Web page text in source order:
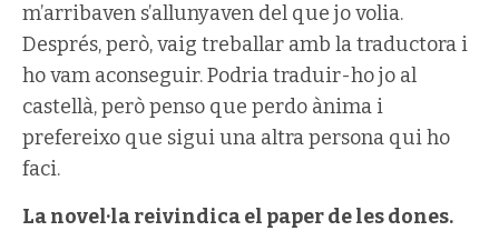
m’arribaven s’allunyaven del que jo volia.
Després, però, vaig treballar amb la traductora i
ho vam aconseguir. Podria traduir-ho jo al
castellà, però penso que perdo ànima i
prefereixo que sigui una altra persona qui ho
faci.
La novel·la reivindica el paper de les dones.